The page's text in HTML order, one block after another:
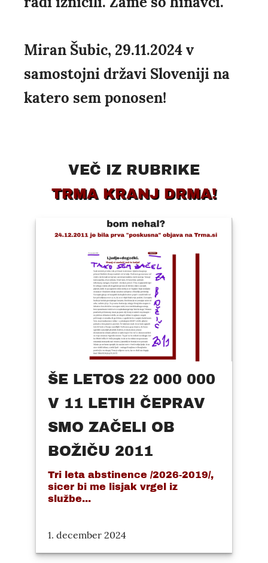
Miran Šubic, 29.11.2024 v
samostojni državi Sloveniji na
katero sem ponosen!
VEČ IZ RUBRIKE
TRMA KRANJ DRMA!
ŠE LETOS 22 000 000
V 11 LETIH ČEPRAV
SMO ZAČELI OB
BOŽIČU 2011
Tri leta abstinence /2026-2019/,
sicer bi me lisjak vrgel iz
službe...
1. december 2024